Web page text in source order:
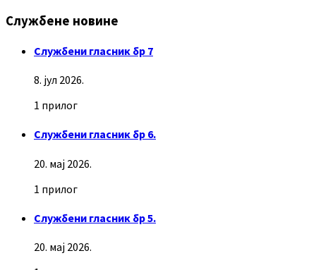
Службене новине
Службени гласник бр 7
8. јул 2026.
1 прилог
Службени гласник бр 6.
20. мај 2026.
1 прилог
Службени гласник бр 5.
20. мај 2026.